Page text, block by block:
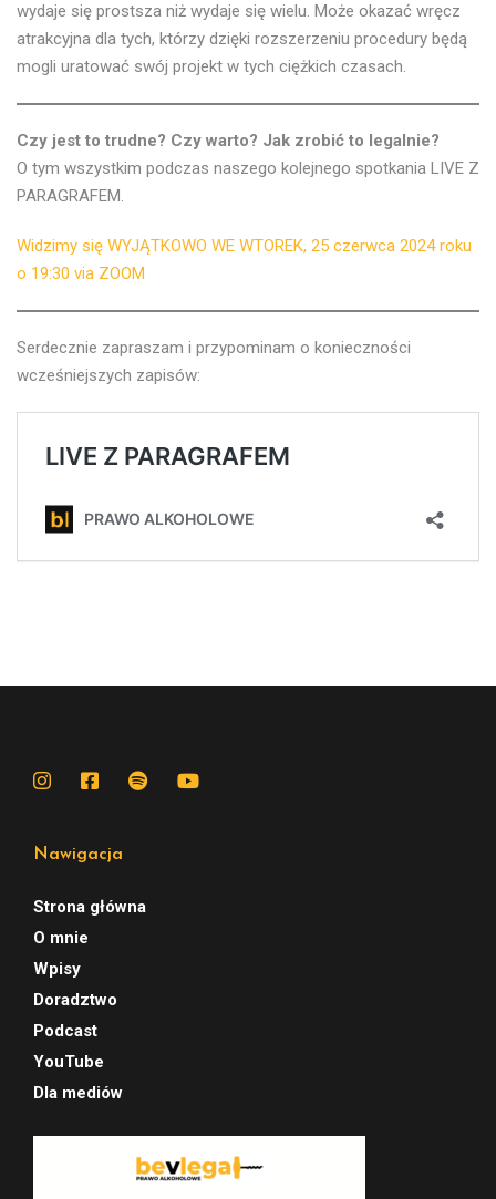
wydaje się prostsza niż wydaje się wielu. Może okazać wręcz
atrakcyjna dla tych, którzy dzięki rozszerzeniu procedury będą
mogli uratować swój projekt w tych ciężkich czasach.
Czy jest to trudne? Czy warto? Jak zrobić to legalnie?
O tym wszystkim podczas naszego kolejnego spotkania LIVE Z
PARAGRAFEM.
Widzimy się WYJĄTKOWO WE WTOREK, 25 czerwca 2024 roku
o 19:30 via ZOOM
Serdecznie zapraszam i przypominam o konieczności
wcześniejszych zapisów:
Nawigacja
Strona główna
O mnie
Wpisy
Doradztwo
Podcast
YouTube
Dla mediów